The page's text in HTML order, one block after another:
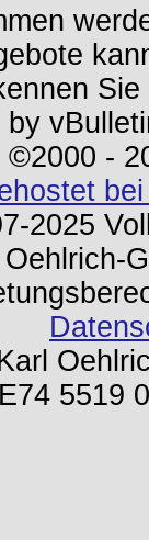
by
©2000 -
2025
5519